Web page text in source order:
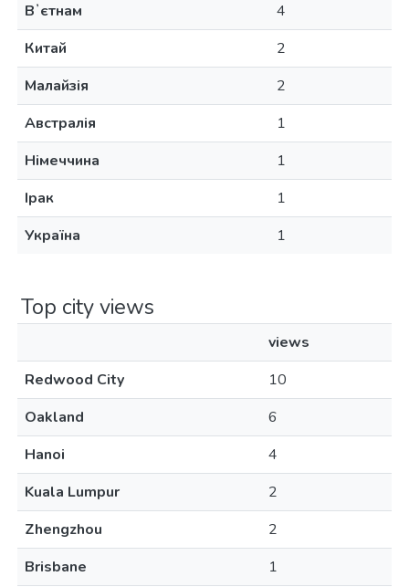
Вʼєтнам
4
Китай
2
Малайзія
2
Австралія
1
Німеччина
1
Ірак
1
Україна
1
Top city views
views
Redwood City
10
Oakland
6
Hanoi
4
Kuala Lumpur
2
Zhengzhou
2
Brisbane
1